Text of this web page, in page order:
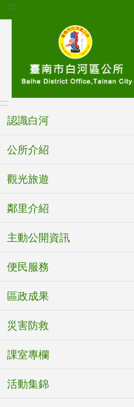
跳到主要內容區塊
:::
:::
認識白河
公所介紹
觀光旅遊
鄰里介紹
主動公開資訊
便民服務
區政成果
災害防救
課室專欄
活動集錦